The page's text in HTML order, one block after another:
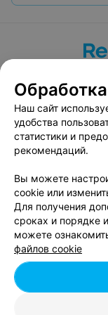
Вакансии
Публичный
Наш сайт
удобства
статистики и
рекомендаций.
Вы можете
cookie или
Для получения
сроках и порядке
можете
файлов cookie